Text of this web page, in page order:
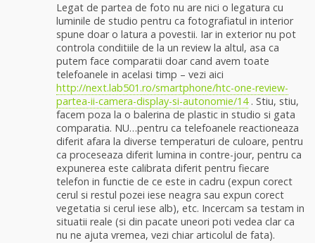
Legat de partea de foto nu are nici o legatura cu
luminile de studio pentru ca fotografiatul in interior
spune doar o latura a povestii. Iar in exterior nu pot
controla conditiile de la un review la altul, asa ca
putem face comparatii doar cand avem toate
telefoanele in acelasi timp – vezi aici
http://next.lab501.ro/smartphone/htc-one-review-
partea-ii-camera-display-si-autonomie/14. Stiu, stiu,
facem poza la o balerina de plastic in studio si gata
comparatia. NU…pentru ca telefoanele reactioneaza
diferit afara la diverse temperaturi de culoare, pentru
ca proceseaza diferit lumina in contre-jour, pentru ca
expunerea este calibrata diferit pentru fiecare
telefon in functie de ce este in cadru (expun corect
cerul si restul pozei iese neagra sau expun corect
vegetatia si cerul iese alb), etc. Incercam sa testam in
situatii reale (si din pacate uneori poti vedea clar ca
nu ne ajuta vremea, vezi chiar articolul de fata).